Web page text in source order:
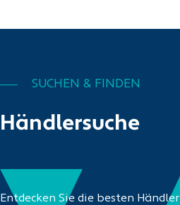
Händlersuche
SUCHEN & FINDEN
Entdecken Sie die besten Händler